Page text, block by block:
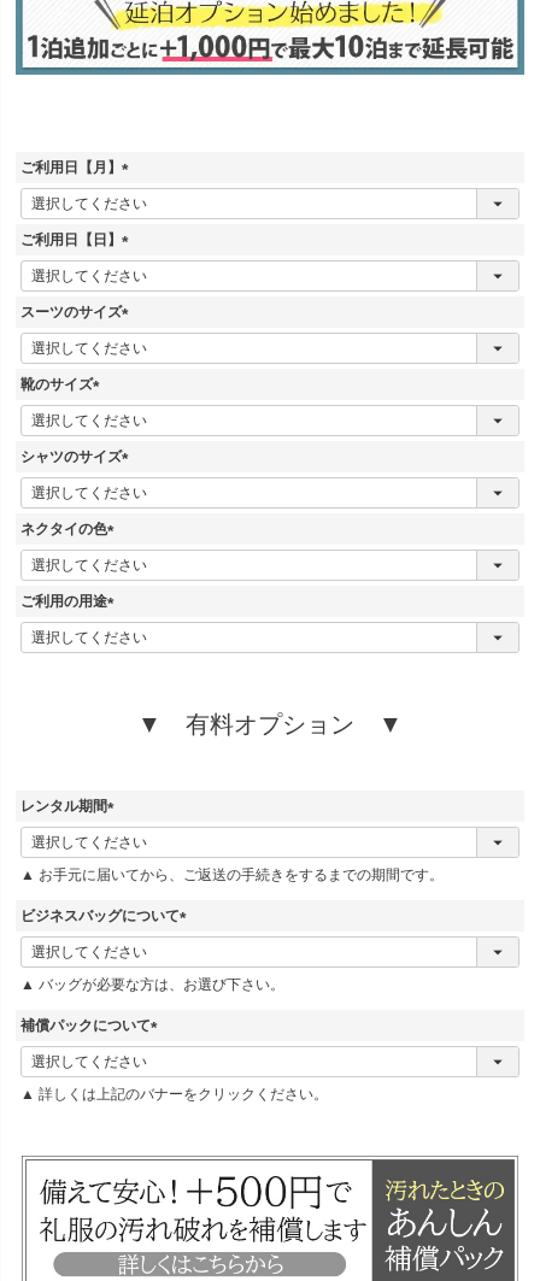
ご利用日【月】
(
必
須
)
ご利用日【日】
(
必
須
)
スーツのサイズ
(
必
)
靴のサイズ
(
必
須
)
シャツのサイズ
(
必
)
ネクタイの色
(
必
須
)
ご利用の用途
(
必
▼ 有料オプション ▼
レンタル期間
(
必
須
▲ お手元に届いてから、ご返送の手続きをするまでの期間です。
ビジネスバッグについて
(
必
須
▲ バッグが必要な方は、お選び下さい。
補償パックについて
(
必
須
▲ 詳しくは上記のバナーをクリックください。